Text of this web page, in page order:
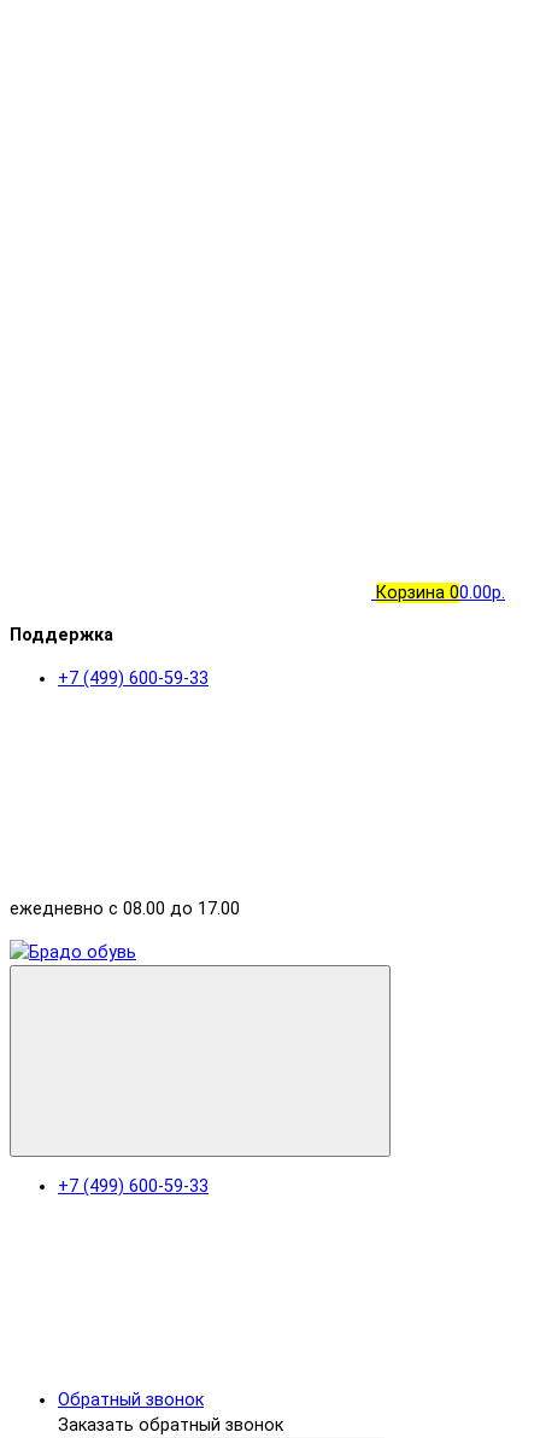
Корзина 00.00р.
Поддержка
+7 (499) 600-59-33
ежедневно с 08.00 до 17.00
+7 (499) 600-59-33
Обратный звонок
Заказать обратный звонок